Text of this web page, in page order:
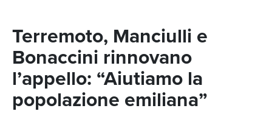
Terremoto, Manciulli e
Bonaccini rinnovano
l’appello: “Aiutiamo la
popolazione emiliana”